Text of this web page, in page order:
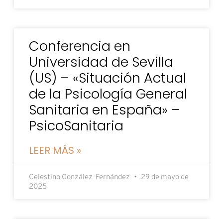
Conferencia en
Universidad de Sevilla
(US) – «Situación Actual
de la Psicología General
Sanitaria en España» –
PsicoSanitaria
LEER MÁS »
Celestino González-Fernández
29 de mayo de
2025